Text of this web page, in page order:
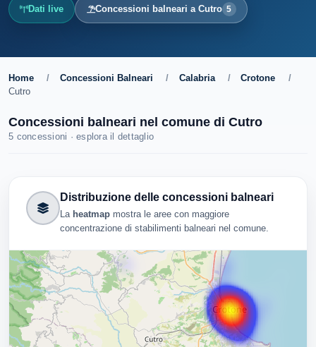
Dati live Concessioni balneari a Cutro 5
Home / Concessioni Balneari / Calabria / Crotone
/
Cutro
Concessioni balneari nel comune di Cutro
5 concessioni · esplora il dettaglio
Distribuzione delle concessioni balneari
La heatmap mostra le aree con maggiore
concentrazione di stabilimenti balneari nel comune.